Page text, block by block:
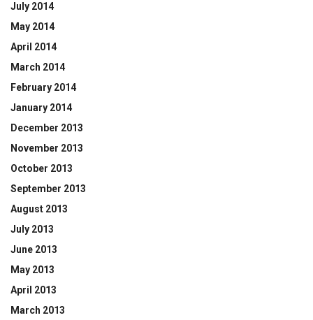
July 2014
May 2014
April 2014
March 2014
February 2014
January 2014
December 2013
November 2013
October 2013
September 2013
August 2013
July 2013
June 2013
May 2013
April 2013
March 2013